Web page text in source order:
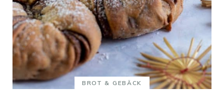
BROT & GEBÄCK